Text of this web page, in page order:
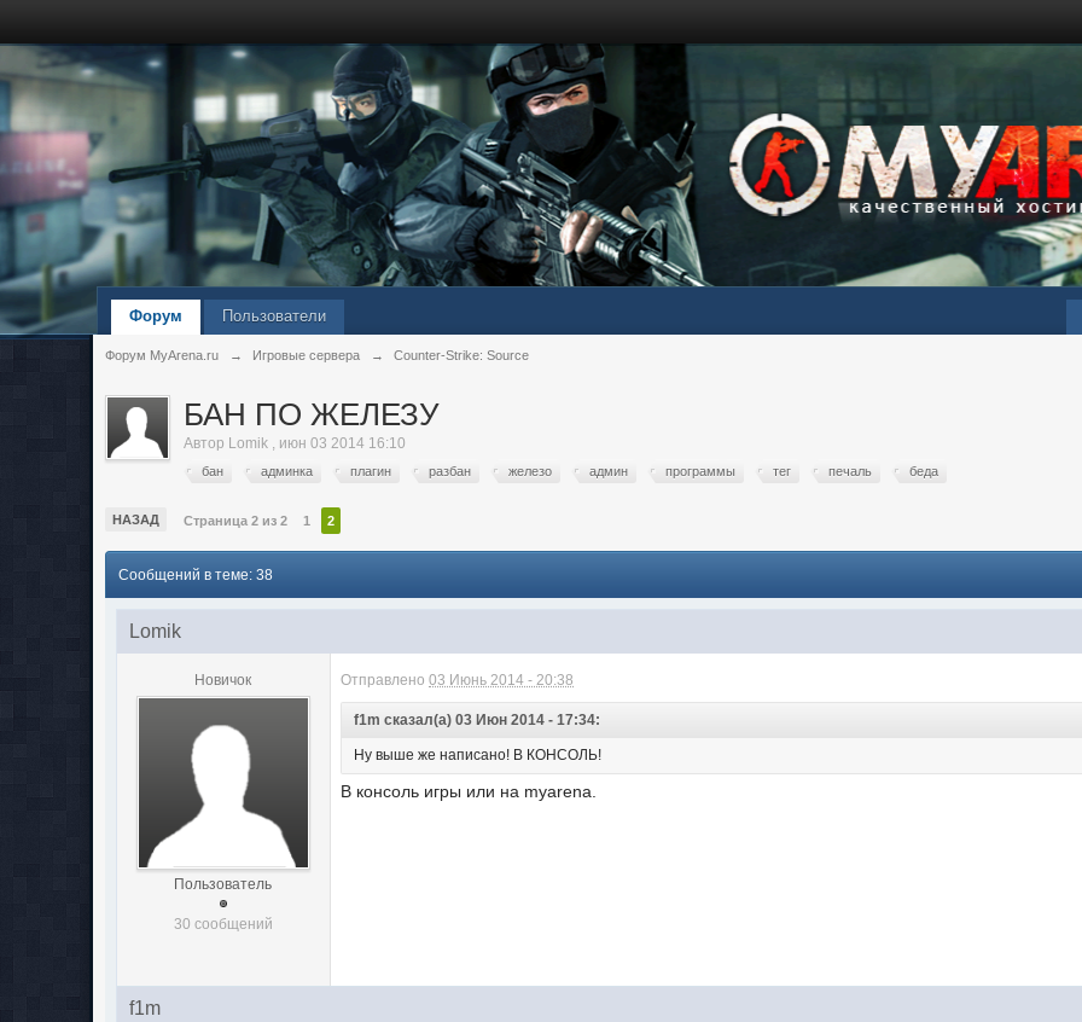
Форум Пользователи
Форум MyArena.ru → Игровые сервера → Counter-Strike: Source
БАН ПО ЖЕЛЕЗУ
Автор Lomik , июн 03 2014 16:10
бан админка плагин разбан железо админ программы тег печаль беда
НАЗАД Страница 2 из 2 1 2
Сообщений в теме: 38
Lomik
Новичок
Пользователь
30 сообщений
Отправлено03 Июнь 2014 - 20:38
f1m сказал(а) 03 Июн 2014 - 17:34:
Ну выше же написано! В КОНСОЛЬ!
В консоль игры или на myarena.
f1m